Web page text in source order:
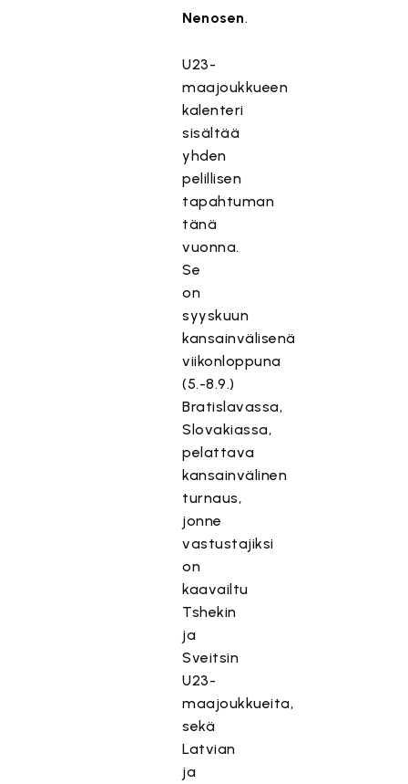
Nenosen.
U23-
maajoukkueen
kalenteri
sisältää
yhden
pelillisen
tapahtuman
tänä
vuonna.
Se
on
syyskuun
kansainvälisenä
viikonloppuna
(5.-8.9.)
Bratislavassa,
Slovakiassa,
pelattava
kansainvälinen
turnaus,
jonne
vastustajiksi
on
kaavailtu
Tshekin
ja
Sveitsin
U23-
maajoukkueita,
sekä
Latvian
ja